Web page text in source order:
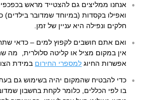
אנחנו ממליצים גם להצטייד מראש
ואפילו בקסדות (במיוחד שמדובר בילדים)
חלקים ונפילה היא עניין של זמן.
ואם אתם חושבים לקפוץ למים – כדאי
אין במקום מציל או קליטה סלולרית, מה
אפשרות החיוג למספרי החירום במידת
כדי להבטיח שהמקום יהיה בשימוש גם
בו לפי הכללים, כלומר לקחת בחשבון